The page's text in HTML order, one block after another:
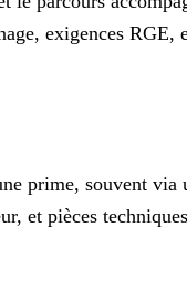
exigences
prime, souvent
et pièces